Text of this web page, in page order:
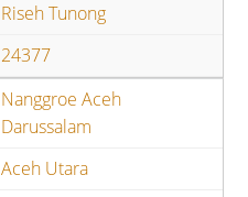
Riseh Tunong
24377
Nanggroe Aceh
Darussalam
Aceh Utara